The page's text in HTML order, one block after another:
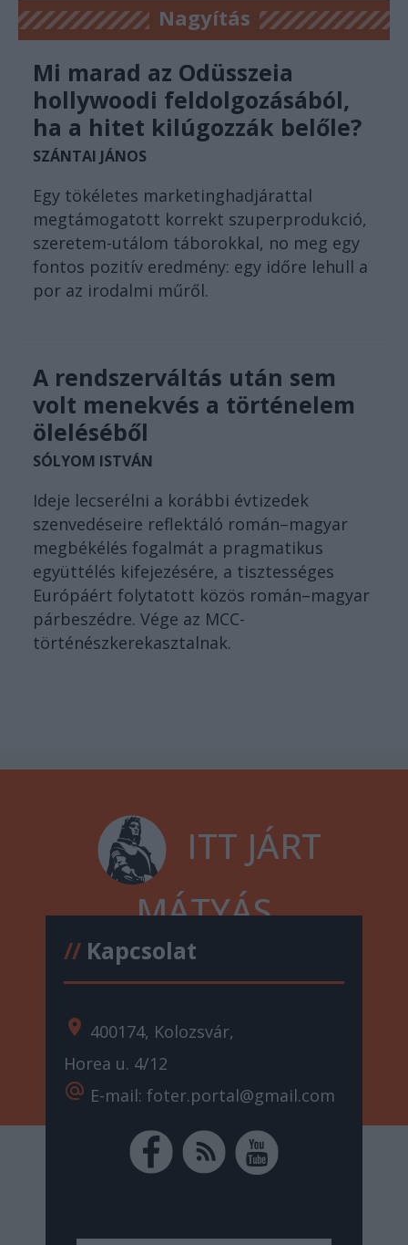
Nagyítás
Mi marad az Odüsszeia
hollywoodi feldolgozásából,
ha a hitet kilúgozzák belőle?
SZÁNTAI JÁNOS
Egy tökéletes marketinghadjárattal
megtámogatott korrekt szuperprodukció,
szeretem-utálom táborokkal, no meg egy
fontos pozitív eredmény: egy időre lehull a
por az irodalmi műről.
A rendszerváltás után sem
volt menekvés a történelem
öleléséből
SÓLYOM ISTVÁN
Ideje lecserélni a korábbi évtizedek
szenvedéseire reflektáló román–magyar
megbékélés fogalmát a pragmatikus
együttélés kifejezésére, a tisztességes
Európáért folytatott közös román–magyar
párbeszédre. Vége az MCC-
történészkerekasztalnak.
ITT JÁRT
MÁTYÁS
//Kapcsolat
location_on 400174, Kolozsvár,
Horea u. 4/12
alternate_email E-mail: foter.portal@gmail.com